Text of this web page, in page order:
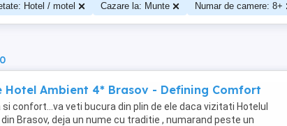
Hotel / motel Cazare la: Munte Numar de camere: 8+
Hotel Ambient 4* Brasov - Defining Comfort
si confort...va veti bucura din plin de ele daca vizitati Hotelul
Brasov, deja un nume cu traditie , numarand peste un